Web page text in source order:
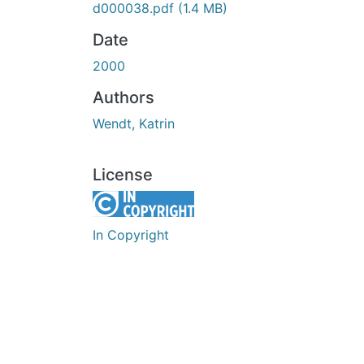
d000038.pdf (1.4 MB)
Date
2000
Authors
Wendt, Katrin
License
In Copyright